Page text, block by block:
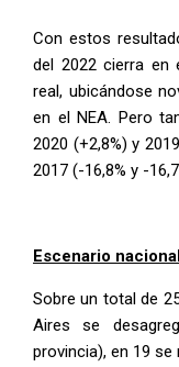
Con estos
del 2022 cierra en
real, ubicándose
en el NEA. Pero
2020 (+2,8%) y
2017 (-16,8% y -
Escenario
Sobre un total de
Aires se
provincia), en 19